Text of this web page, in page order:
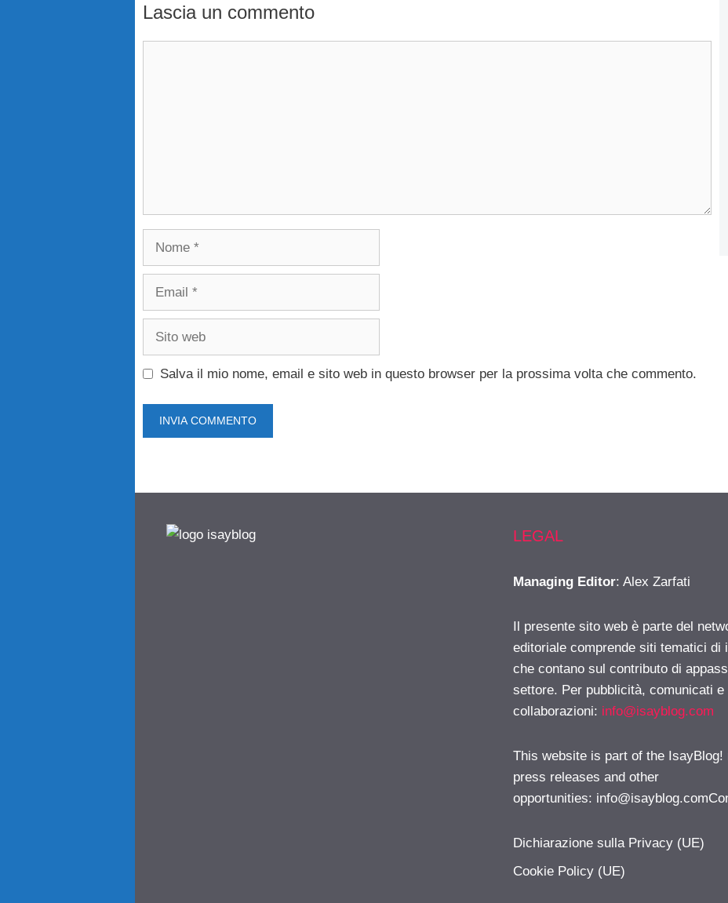
Lascia un commento
Salva il mio nome, email e sito web in questo browser per la prossima volta che commento.
LEGAL
Managing Editor: Alex Zarfati
Il presente sito web è parte del
editoriale comprende siti tematici di
che contano sul contributo di
settore. Per pubblicità, comunicati e
collaborazioni: info@isayblog.com
This website is part of the
press releases and other
opportunities:
Dichiarazione sulla Privacy (UE)
Cookie Policy (UE)